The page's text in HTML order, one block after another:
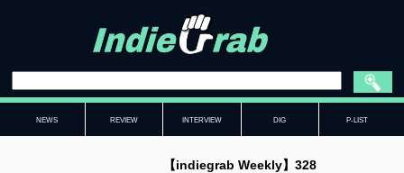
NEWS REVIEW INTERVIEW DIG P-LIST
【indiegrab Weekly】328